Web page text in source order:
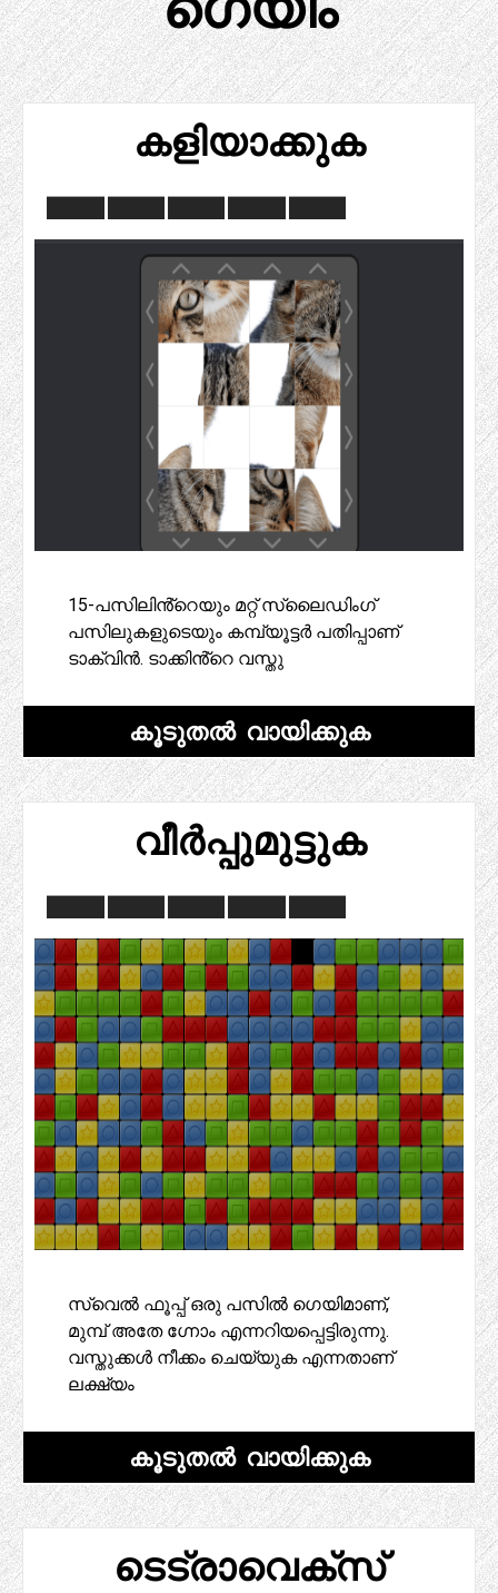
കളിയാക്കുക
15-പസിലിൻ്റെയും മറ്റ് സ്ലൈഡിംഗ്
പസിലുകളുടെയും കമ്പ്യൂട്ടർ പതിപ്പാണ്
ടാക്വിൻ. ടാക്കിൻ്റെ വസ്തു
കൂടുതൽ വായിക്കുക
വീർപ്പുമുട്ടുക
സ്വെൽ ഫൂപ്പ് ഒരു പസിൽ ഗെയിമാണ്,
മുമ്പ് അതേ ഗ്നോം എന്നറിയപ്പെട്ടിരുന്നു.
വസ്തുക്കൾ നീക്കം ചെയ്യുക എന്നതാണ്
ലക്ഷ്യം
കൂടുതൽ വായിക്കുക
ടെട്രാവെക്സ്